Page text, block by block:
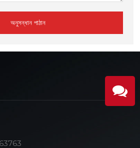
অনুসন্ধান পাঠান